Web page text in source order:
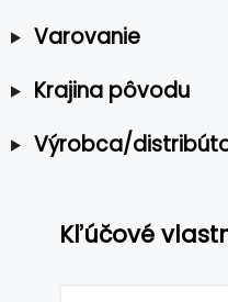
Varovanie
Krajina pôvodu
Výrobca/
Kľúčové